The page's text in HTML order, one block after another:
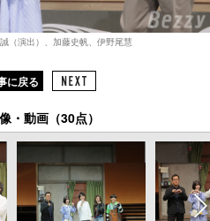
（演出）、加藤史帆、伊野尾慧
に戻る
・動画（30点）